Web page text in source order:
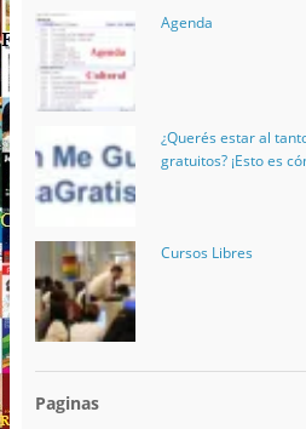
Agenda
¿Querés estar al
gratuitos? ¡Esto es
Cursos Libres
Paginas